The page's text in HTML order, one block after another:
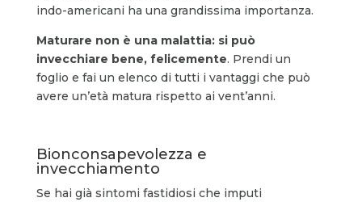
indo-americani ha una grandissima importanza.
Maturare non è una malattia: si può
invecchiare bene, felicemente. Prendi un
foglio e fai un elenco di tutti i vantaggi che può
avere un’età matura rispetto ai vent’anni.
Bionconsapevolezza e
invecchiamento
Se hai già sintomi fastidiosi che imputi